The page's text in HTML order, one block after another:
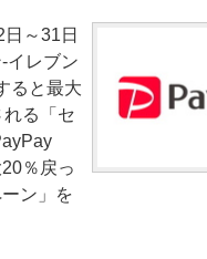
～31日
イレブン
ると最大
る「セ
％戻っ
ン」を